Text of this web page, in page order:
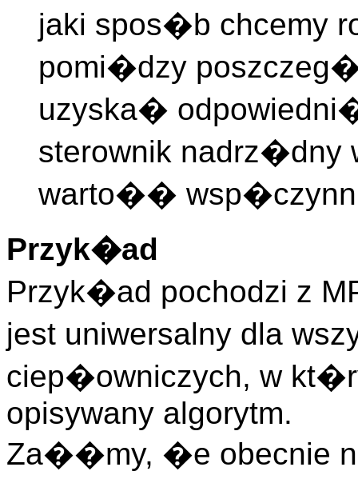
jaki spos�b
pomi�dzy
uzyska�
sterownik
warto��
Przyk�ad
Przyk�ad pochodzi z
jest uniwersalny dla
ciep�owniczych, w
opisywany algorytm.
Za��my, �e obecnie